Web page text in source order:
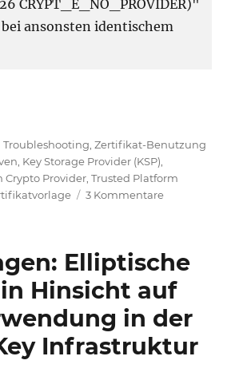
CRYPT_E_NO_PROVIDER)"
bei ansonsten identischem
von Zertifikaten mit auf
Kategorien
Troubleshooting,Zertifikat-Benutzung
, Key Storage Provider (KSP),
Crypto Provider,Trusted Platform
3 Kommentarezu
Zertifikaten
mit
elliptischen
Kurven
basierenden
Elliptische
Hinsicht auf
in der
Infrastruktur